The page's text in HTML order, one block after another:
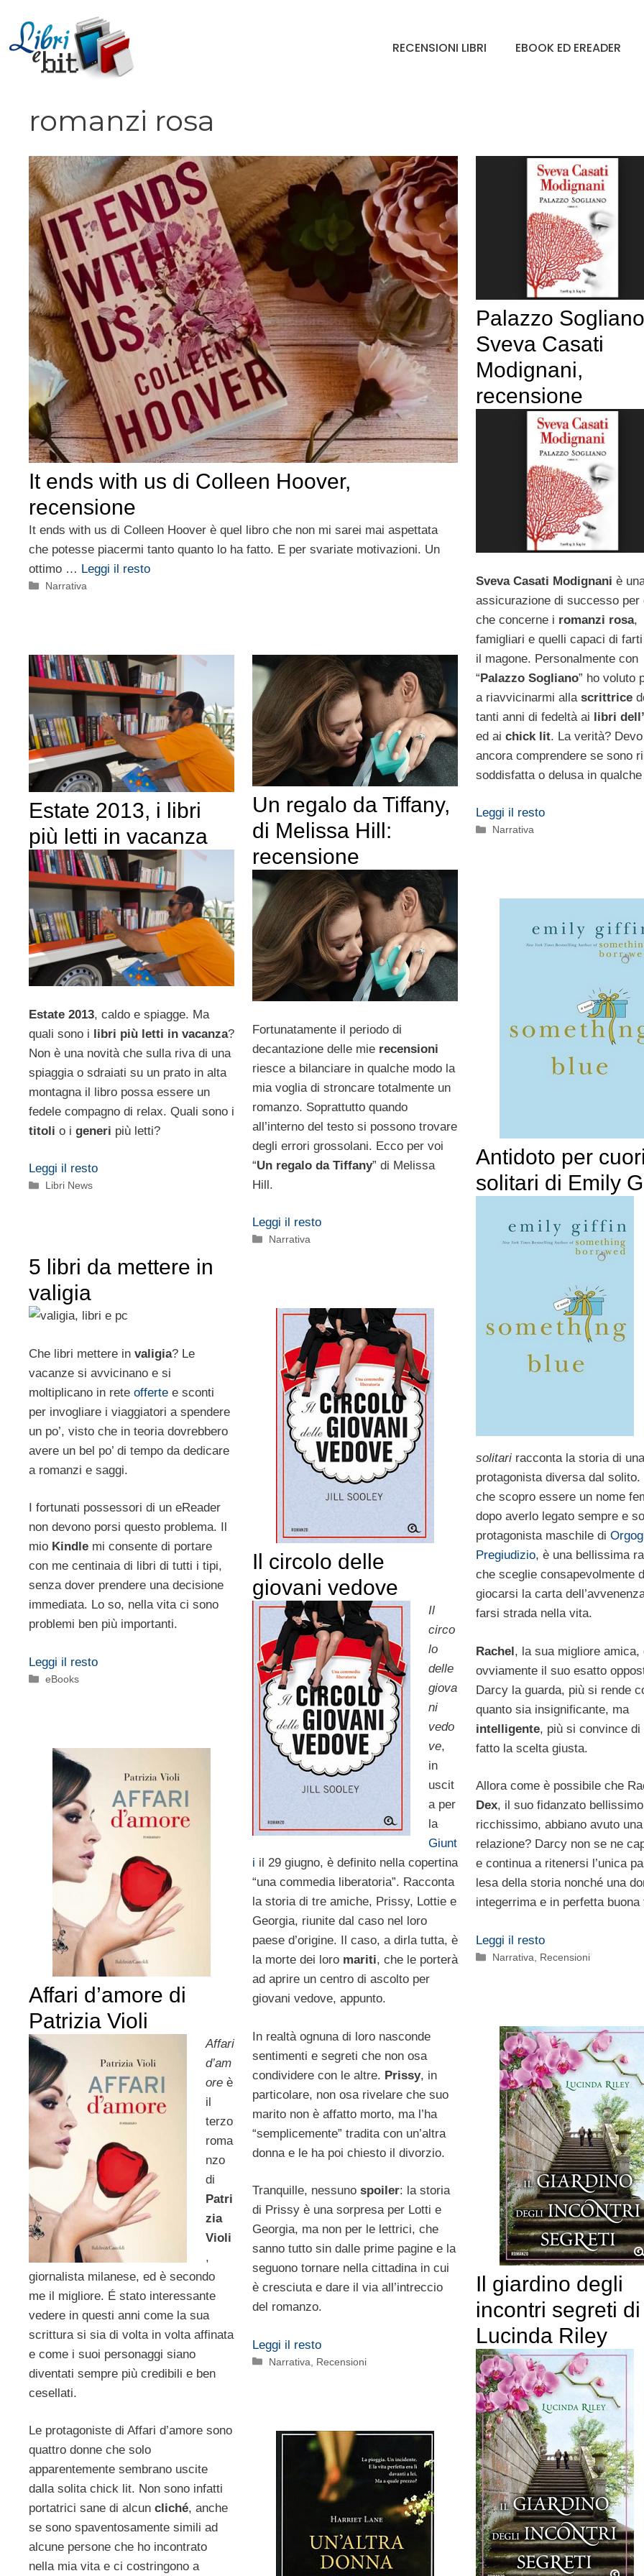
contenuto
RECENSIONI LIBRI EBOOK ED EREADER
romanzi rosa
It ends with us di Colleen Hoover,
recensione
It ends with us di Colleen Hoover è quel libro che non mi sarei mai aspettata
che potesse piacermi tanto quanto lo ha fatto. E per svariate motivazioni. Un
ottimo … Leggi il resto
Categorie
Narrativa
Palazzo
Sveva Casati
Modignani,
recensione
Sveva Casati Modignani è
assicurazione di successo per
che concerne i romanzi rosa,
famigliari e quelli capaci di
il magone. Personalmente con
“Palazzo Sogliano” ho voluto
a riavvicinarmi allascrittrice
tanti anni di fedeltà ai libri
ed ai chick lit. La verità? Devo
ancora comprendere se sono
soddisfatta o delusa in qualche
Leggi il resto
Categorie
Narrativa
Estate 2013, i libri
più letti in vacanza
Estate 2013, caldo e spiagge. Ma
quali sono i libri più letti in vacanza?
Non è una novità che sulla riva di una
spiaggia o sdraiati su un prato in alta
montagna il libro possa essere un
fedele compagno di relax. Quali sono i
titoli o i generi più letti?
Leggi il resto
Categorie
Libri News
Un regalo da Tiffany,
di Melissa Hill:
recensione
Fortunatamente il periodo di
decantazione delle mie recensioni
riesce a bilanciare in qualche modo la
mia voglia di stroncare totalmente un
romanzo. Soprattutto quando
all’interno del testo si possono trovare
degli errori grossolani. Ecco per voi
“Un regalo da Tiffany” di Melissa
Hill.
Leggi il resto
Categorie
Narrativa
Antidoto per cuori
solitari di Emily
solitariracconta la storia di una
protagonista diversa dal solito.
che scopro essere un nome
dopo averlo legato sempre e
protagonista maschile di
Pregiudizio, è una bellissima
che sceglie consapevolmente
giocarsi la carta
farsi strada nella vita.
Rachel, la sua migliore amica,
ovviamente il suo esatto
Darcy la guarda, più si rende
quanto sia insignificante, ma
intelligente, più si convince di
fatto la scelta giusta.
Allora come è possibile che
Dex, il suo fidanzato
ricchissimo, abbiano avuto una
relazione? Darcy non se ne
e continua a ritenersi l’unica
lesa della storia nonché una
integerrima e in perfetta buona
Leggi il resto
Categorie
Narrativa Recensioni
5 libri da mettere in
valigia
Che libri mettere in valigia? Le
vacanze si avvicinano e si
moltiplicano in rete offerte e sconti
per invogliare i viaggiatori a spendere
un po’, visto che in teoria dovrebbero
avere un bel po’ di tempo da dedicare
a romanzi e saggi.
I fortunati possessori di un eReader
non devono porsi questo problema. Il
mio Kindle mi consente di portare
con me centinaia di libri di tutti i tipi,
senza dover prendere una decisione
immediata. Lo so, nella vita ci sono
problemi ben più importanti.
Leggi il resto
Categorie
eBooks
Il circolo delle
giovani vedove
Il
circo
lo
delle
giova
ni
vedo
ve,
in
uscit
a per
la
Giunt
i il 29 giugno, è definito nella copertina
“una commedia liberatoria”. Racconta
la storia di tre amiche, Prissy, Lottie e
Georgia, riunite dal caso nel loro
paese d’origine. Il caso, a dirla tutta, è
la morte dei loro mariti, che le porterà
ad aprire un centro di ascolto per
giovani vedove, appunto.
In realtà ognuna di loro nasconde
sentimenti e segreti che non osa
condividere con le altre. Prissy, in
particolare, non osa rivelare che suo
marito non è affatto morto, ma l’ha
“semplicemente” tradita con un’altra
donna e le ha poi chiesto il divorzio.
Tranquille, nessuno spoiler: la storia
di Prissy è una sorpresa per Lotti e
Georgia, ma non per le lettrici, che
sanno tutto sin dalle prime pagine e la
seguono tornare nella cittadina in cui
è cresciuta e dare il via all’intreccio
del romanzo.
Leggi il resto
Categorie
Narrativa Recensioni
Affari d’amore di
Patrizia Violi
Affari
d’am
oreè
il
terzo
roma
nzo
di
Patri
zia
Violi
,
giornalista milanese, ed è secondo
me il migliore. É stato interessante
vedere in questi anni come la sua
scrittura si sia di volta in volta affinata
e come i suoi personaggi siano
diventati sempre più credibili e ben
cesellati.
Le protagoniste di Affari d’amore sono
quattro donne che solo
apparentemente sembrano uscite
dalla solita chick lit. Non sono infatti
portatrici sane di alcun cliché, anche
se sono spaventosamente simili ad
alcune persone che ho incontrato
nella mia vita e ci costringono a
Il giardino degli
incontri segreti di
Lucinda Riley